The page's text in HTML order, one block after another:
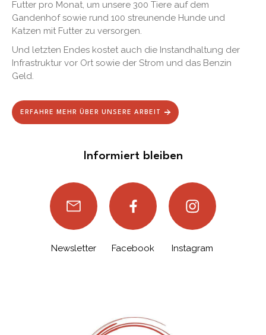
Futter pro Monat, um unsere 300 Tiere auf dem
Gandenhof sowie rund 100 streunende Hunde und
Katzen mit Futter zu versorgen.
Und letzten Endes kostet auch die Instandhaltung der
Infrastruktur vor Ort sowie der Strom und das Benzin
Geld.
ERFAHRE MEHR ÜBER UNSERE ARBEIT
Informiert bleiben
Newsletter Facebook Instagram